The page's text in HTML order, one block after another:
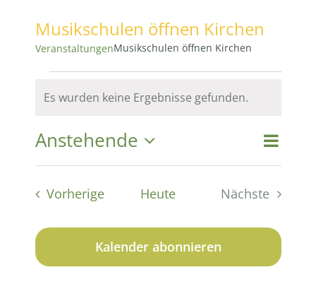
Musikschulen öffnen Kirchen
VeranstaltungenMusikschulen öffnen Kirchen
Veranstaltungen
Hinweis
Es wurden keine Ergebnisse gefunden.
und
Suche
Liste
Anstehende
Datum
VorherigeVeranstaltungen
Heute
Nächste
Kalender abonnieren